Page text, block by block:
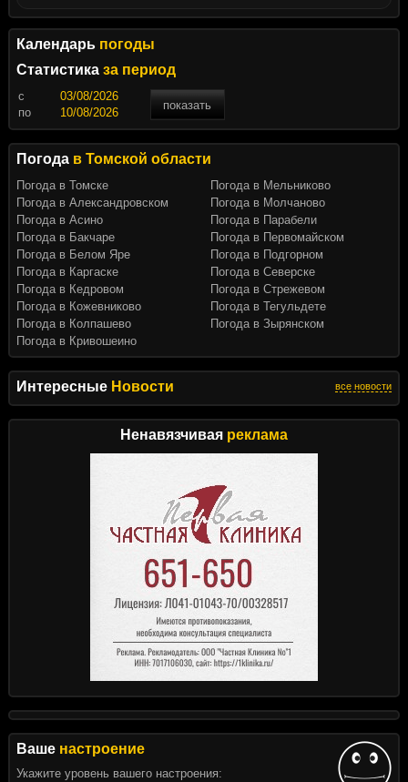
Интересные Новости все новости
Ненавязчивая реклама
Ваше настроение
Укажите уровень вашего настроения:
Календарь погоды
Статистика за период
c
показать
по
Погода в Томской области
Погода в Томске
Погода в Александровском
Погода в Асино
Погода в Бакчаре
Погода в Белом Яре
Погода в Каргаске
Погода в Кедровом
Погода в Кожевниково
Погода в Колпашево
Погода в Кривошеино
Погода в Мельниково
Погода в Молчаново
Погода в Парабели
Погода в Первомайском
Погода в Подгорном
Погода в Северске
Погода в Стрежевом
Погода в Тегульдете
Погода в Зырянском